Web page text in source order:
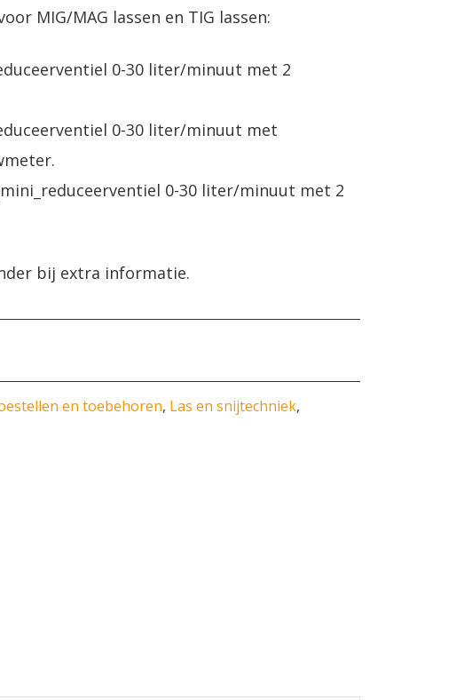
MIG/MAG lassen en TIG lassen:
0-30 liter/minuut met 2
0-30 liter/minuut met
0-30 liter/minuut met 2
bij extra informatie.
en toebehoren, Las en snijtechniek,